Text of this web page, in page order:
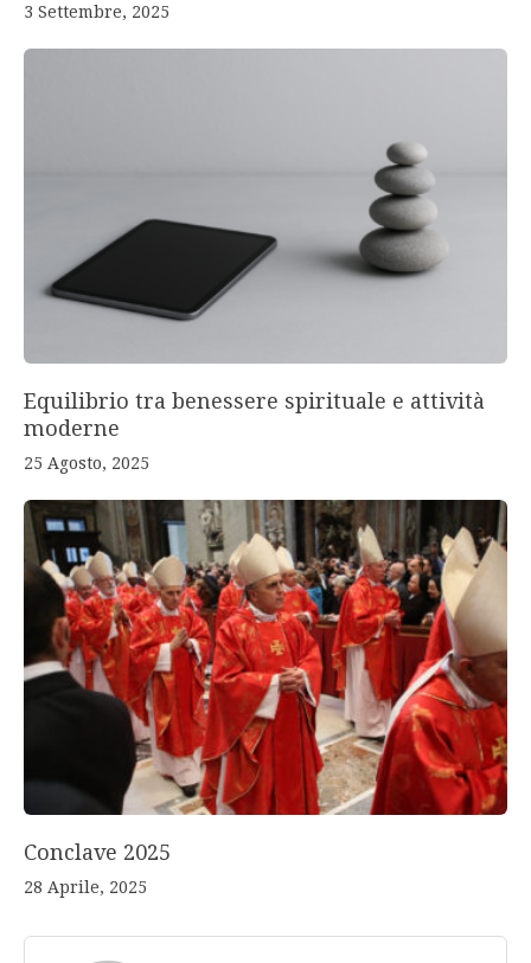
3 Settembre, 2025
Equilibrio tra benessere spirituale e attività
moderne
25 Agosto, 2025
Conclave 2025
28 Aprile, 2025